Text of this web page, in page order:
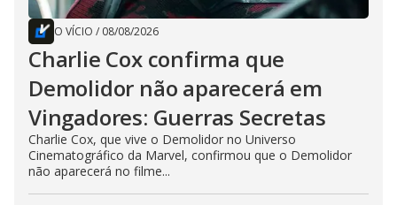
O VÍCIO / 08/08/2026
Charlie Cox confirma que
Demolidor não aparecerá em
Vingadores: Guerras Secretas
Charlie Cox, que vive o Demolidor no Universo
Cinematográfico da Marvel, confirmou que o Demolidor
não aparecerá no filme...